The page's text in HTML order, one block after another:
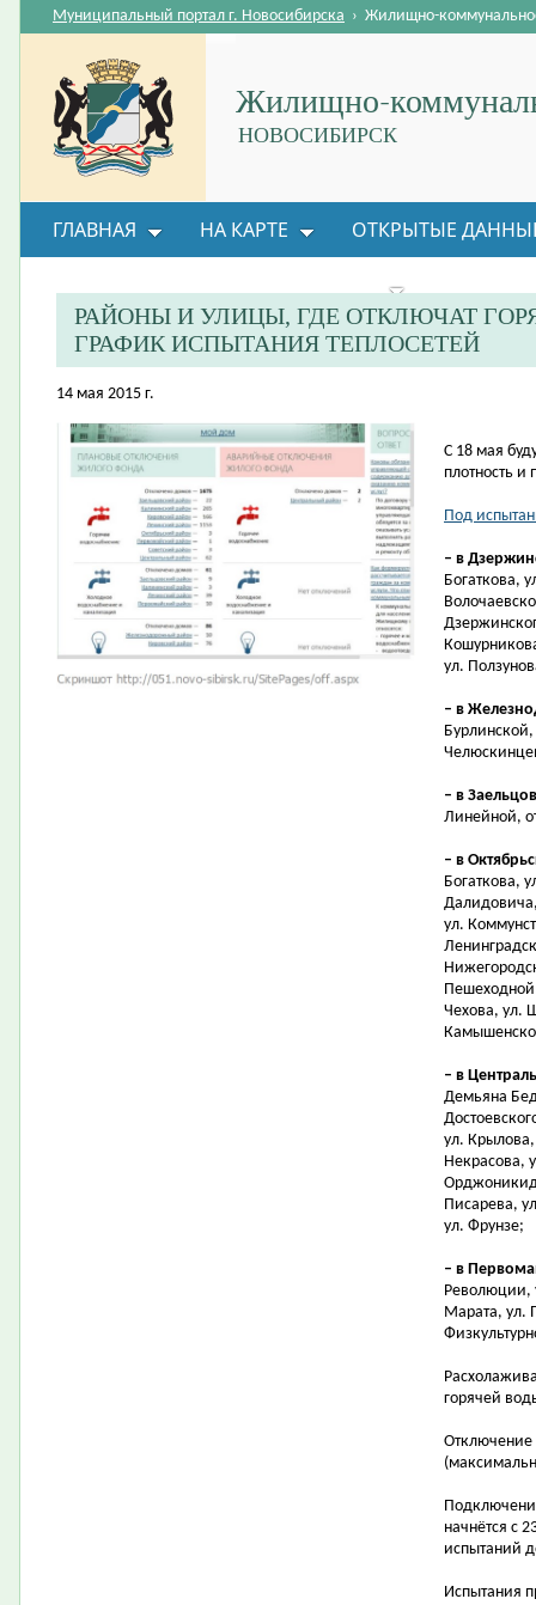
Жилищно-
НОВОСИБИРСК
Муниципальный портал г. Новосибирска › Жилищно-
ГЛАВНАЯ НА КАРТЕ ОТКРЫТЫЕ
ВОПРОС-ОТВЕТ ОРГАНИЗАЦИИ
РАЙОНЫ И УЛИЦЫ, ГДЕ ОТКЛЮЧАТ
ГРАФИК ИСПЫТАНИЯ ТЕПЛОСЕТЕЙ
14 мая 2015 г.
С 18 мая
плотность и
Под
– в
Богаткова,
ул.
– в
– в
Линейной,
– в
Богаткова,
ул.
Пешеходной,
Чехова, ул.
– в
Демьяна
ул.
Некрасова,
Писарева,
ул. Фрунзе;
– в
Революции,
Марата, ул.
горячей
Отключение
начнётся с
испытаний
Испытания